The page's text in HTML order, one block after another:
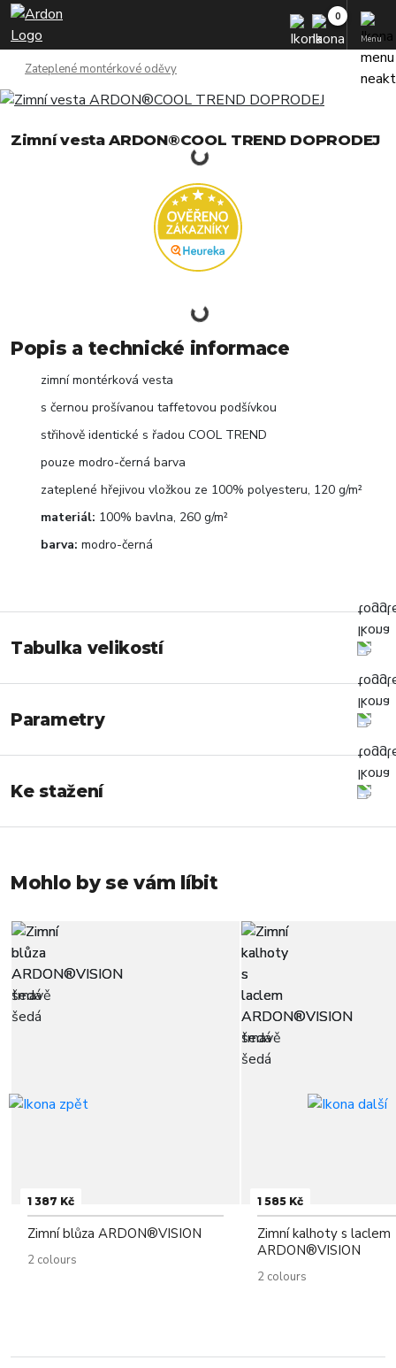
Menu
Zateplené montérkové oděvy
Zimní vesta ARDON®COOL TREND DOPRODEJ
Popis a technické informace
zimní montérková vesta
s černou prošívanou taffetovou podšívkou
střihově identické s řadou COOL TREND
pouze modro-černá barva
zateplené hřejivou vložkou ze 100% polyesteru, 120 g/m²
materiál: 100% bavlna, 260 g/m²
barva: modro-černá
Tabulka velikostí
Parametry
Ke stažení
Mohlo by se vám líbit
1 387 Kč
Zimní blůza ARDON®VISION
2 colours
1 585 Kč
Zimní kalhoty s laclem
ARDON®VISION
2 colours